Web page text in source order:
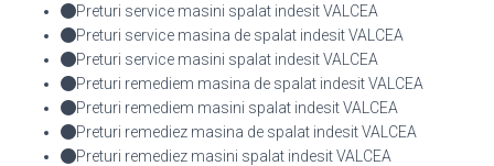
Preturi service masini spalat indesit VALCEA
Preturi service masina de spalat indesit VALCEA
Preturi service masini spalat indesit VALCEA
Preturi remediem masina de spalat indesit VALCEA
Preturi remediem masini spalat indesit VALCEA
Preturi remediez masina de spalat indesit VALCEA
Preturi remediez masini spalat indesit VALCEA